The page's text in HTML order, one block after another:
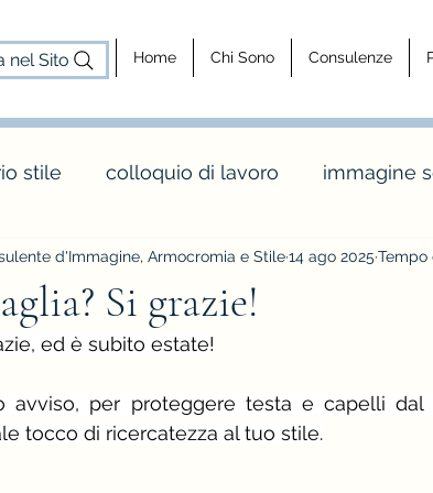
nel Sito Home Chi Sono Consulenze
stile colloquio di lavoro immagine
fa un consulente d'immagine
stagione e palette inverno
colori e abbinamenti di colore
Si grazie!
d'Immagine, Armocromia e Stile14 ago 2025 Tempo
ed è subito estate!
avviso, per proteggere testa e capelli dal
tocco di ricercatezza al tuo stile.